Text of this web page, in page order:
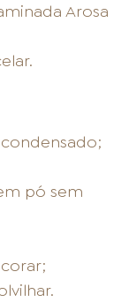
REPRESENTANTES
AGENDA DE CURSOS
ACESSO PARA PARCEIROS
Arosa
pó sem